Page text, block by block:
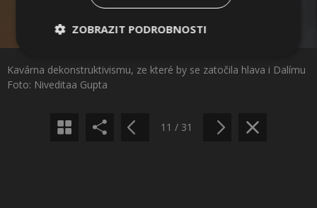
Kavárna dekonstruktivismu, ze které by se zatočila hlava i Dalímu
Foto: Niveditaa Gupta
Sdílet na Facebooku
Sdílet na Pinterestu
11 / 31
ZOBRAZIT PODROBNOSTI
nutné
soubory
soubory
cílení
Funkční soubory
Nezařazené